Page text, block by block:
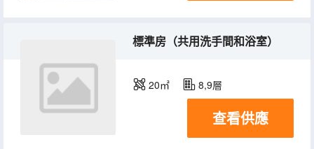
標準房（共用洗手間和浴室）
20㎡ 8,9層
查看供應